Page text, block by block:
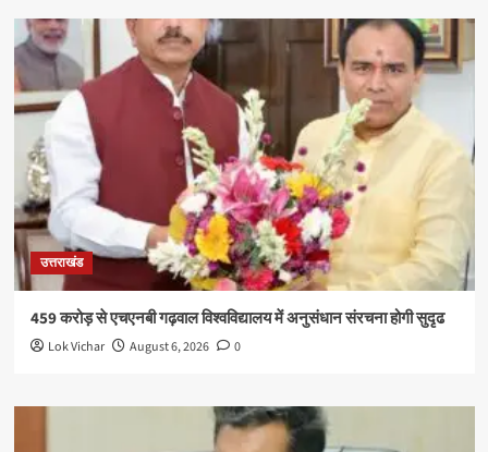
उत्तराखंड
459 करोड़ से एचएनबी गढ़वाल विश्वविद्यालय में अनुसंधान संरचना होगी सुदृढ
Lok Vichar August 6, 2026 0